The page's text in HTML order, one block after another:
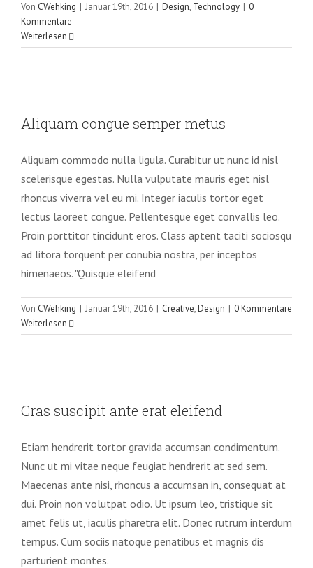
Von CWehking | Januar 19th, 2016 | Design, Technology | 0
Kommentare
Weiterlesen
Creative Design
Aliquam congue semper metus
Aliquam commodo nulla ligula. Curabitur ut nunc id nisl
scelerisque egestas. Nulla vulputate mauris eget nisl
rhoncus viverra vel eu mi. Integer iaculis tortor eget
lectus laoreet congue. Pellentesque eget convallis leo.
Proin porttitor tincidunt eros. Class aptent taciti sociosqu
ad litora torquent per conubia nostra, per inceptos
himenaeos. "Quisque eleifend
Von CWehking | Januar 19th, 2016 | Creative,Design | 0 Kommentare
Weiterlesen
Creative News
Cras suscipit ante erat eleifend
Etiam hendrerit tortor gravida accumsan condimentum.
Nunc ut mi vitae neque feugiat hendrerit at sed sem.
Maecenas ante nisi, rhoncus a accumsan in, consequat at
dui. Proin non volutpat odio. Ut ipsum leo, tristique sit
amet felis ut, iaculis pharetra elit. Donec rutrum interdum
tempus. Cum sociis natoque penatibus et magnis dis
parturient montes.